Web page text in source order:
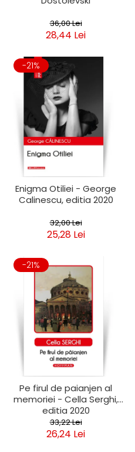
36,00 Lei
28,44 Lei
-21%
Enigma Otiliei - George
Calinescu, editia 2020
32,00 Lei
25,28 Lei
-21%
Pe firul de paianjen al
memoriei - Cella Serghi,
editia 2020
33,22 Lei
26,24 Lei